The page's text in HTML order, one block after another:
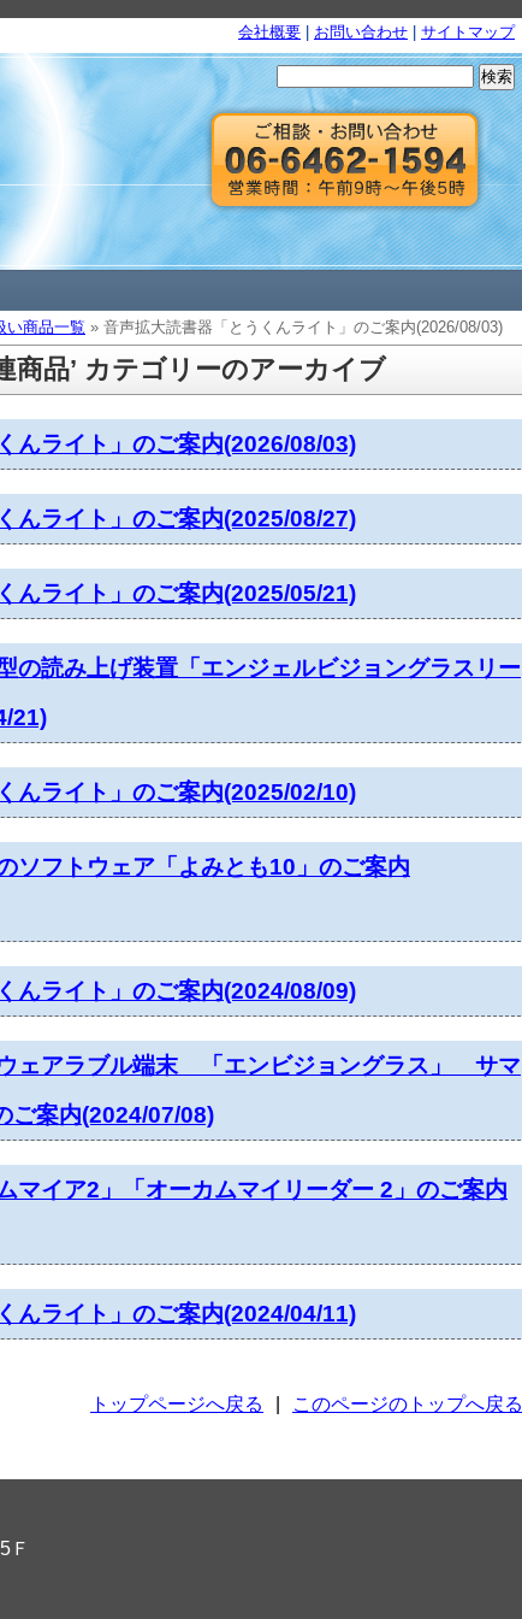
会社概要 お問い合わせ サイトマップ
索:
い商品一覧 » 音声拡大読書器「とうくんライト」のご案内(2026/08/03)
商品’ カテゴリーのアーカイブ
んライト」のご案内(2026/08/03)
んライト」のご案内(2025/08/27)
んライト」のご案内(2025/05/21)
の読み上げ装置「エンジェルビジョングラスリー
21)
んライト」のご案内(2025/02/10)
ソフトウェア「よみとも10」のご案内
んライト」のご案内(2024/08/09)
ェアラブル端末 「エンビジョングラス」 サマ
案内(2024/07/08)
マイア2」「オーカムマイリーダー 2」のご案内
んライト」のご案内(2024/04/11)
トップページへ戻る このページのトップへ戻る
Ｆ